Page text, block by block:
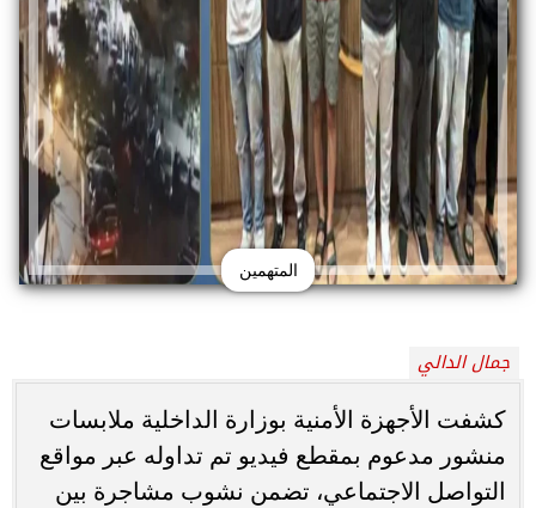
المتهمين
جمال الدالي
كشفت الأجهزة الأمنية بوزارة الداخلية ملابسات
منشور مدعوم بمقطع فيديو تم تداوله عبر مواقع
التواصل الاجتماعي، تضمن نشوب مشاجرة بين